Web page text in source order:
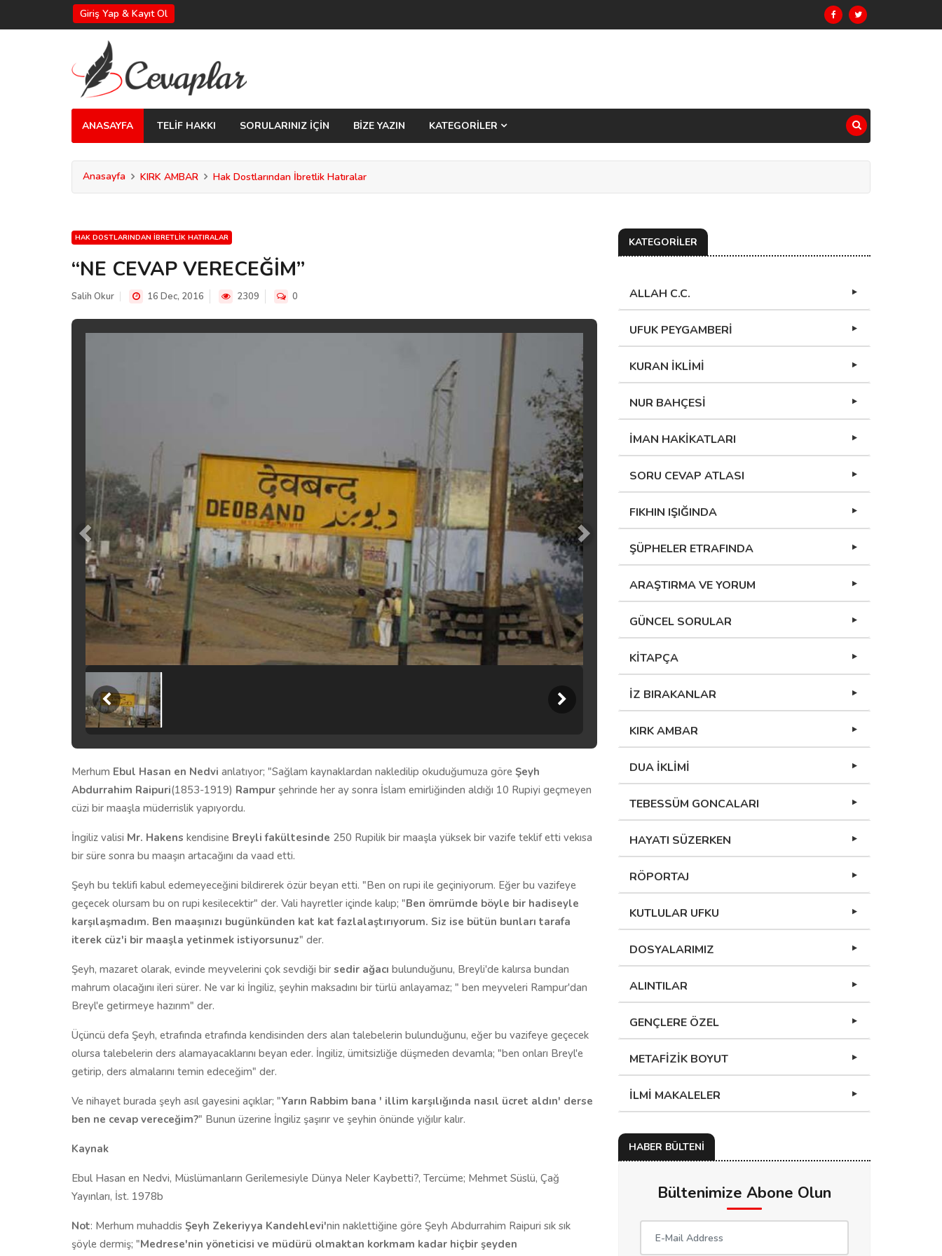
Giriş Yap & Kayıt Ol
ANASAYFA TELİF HAKKI SORULARINIZ İÇİN BİZE YAZIN KATEGORİLER
Anasayfa KIRK AMBAR Hak Dostlarından İbretlik Hatıralar
HAK DOSTLARINDAN İBRETLIK HATIRALAR
“NE CEVAP VERECEĞİM”
Salih Okur 16 Dec, 2016 2309 0
Merhum Ebul Hasan en Nedvi anlatıyor; "Sağlam kaynaklardan nakledilip okuduğumuza göre Şeyh
Abdurrahim Raipuri(1853-1919) Rampur şehrinde her ay sonra İslam emirliğinden aldığı 10 Rupiyi geçmeyen
cüzi bir maaşla müderrislik yapıyordu.
İngiliz valisi Mr. Hakens kendisine Breyli fakültesinde 250 Rupilik bir maaşla yüksek bir vazife teklif etti vekısa
bir süre sonra bu maaşın artacağını da vaad etti.
Şeyh bu teklifi kabul edemeyeceğini bildirerek özür beyan etti. "Ben on rupi ile geçiniyorum. Eğer bu vazifeye
geçecek olursam bu on rupi kesilecektir" der. Vali hayretler içinde kalıp; "Ben ömrümde böyle bir hadiseyle
karşılaşmadım. Ben maaşınızı bugünkünden kat kat fazlalaştırıyorum. Siz ise bütün bunları tarafa
iterek cüz'i bir maaşla yetinmek istiyorsunuz" der.
Şeyh, mazaret olarak, evinde meyvelerini çok sevdiği bir sedir ağacı bulunduğunu, Breyli'de kalırsa bundan
mahrum olacağını ileri sürer. Ne var ki İngiliz, şeyhin maksadını bir türlü anlayamaz; " ben meyveleri Rampur'dan
Breyl'e getirmeye hazırım" der.
Üçüncü defa Şeyh, etrafında etrafında kendisinden ders alan talebelerin bulunduğunu, eğer bu vazifeye geçecek
olursa talebelerin ders alamayacaklarını beyan eder. İngiliz, ümitsizliğe düşmeden devamla; "ben onları Breyl'e
getirip, ders almalarını temin edeceğim" der.
Ve nihayet burada şeyh asıl gayesini açıklar; "Yarın Rabbim bana ' illim karşılığında nasıl ücret aldın' derse
ben ne cevap vereceğim?" Bunun üzerine İngiliz şaşırır ve şeyhin önünde yığılır kalır.
Kaynak
Ebul Hasan en Nedvi, Müslümanların Gerilemesiyle Dünya Neler Kaybetti?, Tercüme; Mehmet Süslü, Çağ
Yayınları, İst. 1978b
Not: Merhum muhaddis Şeyh Zekeriyya Kandehlevi'nin naklettiğine göre Şeyh Abdurrahim Raipuri sık sık
şöyle dermiş; "Medrese'nin yöneticisi ve müdürü olmaktan korkmam kadar hiçbir şeyden
KATEGORİLER
ALLAH C.C.
UFUK PEYGAMBERİ
KURAN İKLİMİ
NUR BAHÇESİ
İMAN HAKİKATLARI
SORU CEVAP ATLASI
FIKHIN IŞIĞINDA
ŞÜPHELER ETRAFINDA
ARAŞTIRMA VE YORUM
GÜNCEL SORULAR
KİTAPÇA
İZ BIRAKANLAR
KIRK AMBAR
DUA İKLİMİ
TEBESSÜM GONCALARI
HAYATI SÜZERKEN
RÖPORTAJ
KUTLULAR UFKU
DOSYALARIMIZ
ALINTILAR
GENÇLERE ÖZEL
METAFİZİK BOYUT
İLMİ MAKALELER
HABER BÜLTENİ
Bültenimize Abone Olun